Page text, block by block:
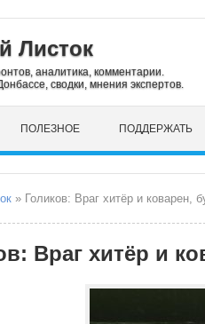
Листок
аналитика, комментарии.
сводки, мнения экспертов.
ПОЛЕЗНОЕ ПОДДЕРЖАТЬ
» Голиков: Враг хитёр и коварен,
Враг хитёр и